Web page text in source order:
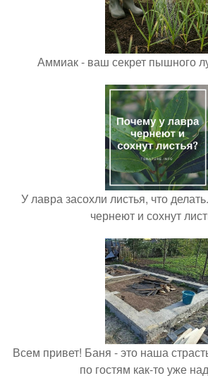
Аммиак - ваш секрет пышного
У лавра засохли листья, что
чернеют и сохнут
Всем привет! Баня - это наша
по гостям как-то уже